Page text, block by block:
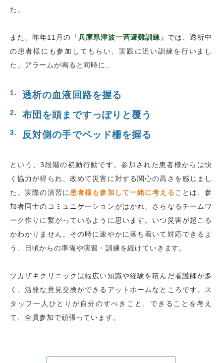
た。
また、昨年11 月の 「兵庫県津波一斉避難訓練」 では、透析中
の患者様にも参加してもらい、実践に近い訓練を行いまし
た。アラームが鳴ると同時に、
透析の血液回路を握る
布団を頭まですっぽりと覆う
反対側の手でベッド柵を握る
という、3段階の初動行動です。参加された患者様からは快
く協力が得られ、改めて災害に対する関心の高さを感じまし
た。実際の演習に 患者様も参加して一緒に考える ことは、参
加者同士のコミュニケーションがはかれ、さらなるチームワ
ーク作りに繋がっているように思います。いつ災害が起こる
かわかりません。その時に速やかに落ち着いて対応できるよ
う、日頃からの準備や演習・訓練を続けていきます。
ツカザキクリニックは幅広い知識や経験を積んだ看護師が多
く、活発な意見交換ができるアットホームなところです。ス
タッフ一人ひとりが自分のすべきこと、できることを考え
て、全員参加で頑張っています。